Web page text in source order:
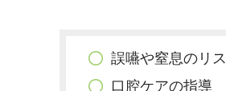
誤嚥や窒息のリ
口腔ケアの指導